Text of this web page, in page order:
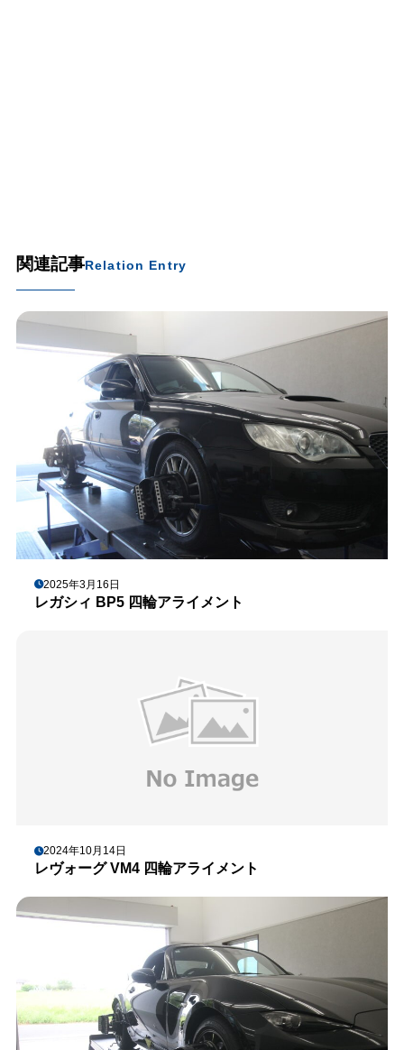
関連記事Relation Entry
2025年3月16日
レガシィ BP5 四輪アライメント
2024年10月14日
レヴォーグ VM4 四輪アライメント